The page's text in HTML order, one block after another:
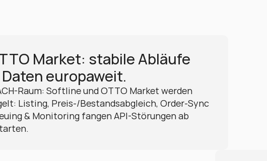
Market: stabile Abläufe
europaweit.
Raum: Softline und OTTO Market werden
Listing, Preis-/Bestandsabgleich, Order-Sync
& Monitoring fangen API-Störungen ab